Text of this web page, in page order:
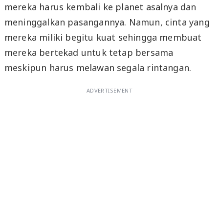
mereka harus kembali ke planet asalnya dan
meninggalkan pasangannya. Namun, cinta yang
mereka miliki begitu kuat sehingga membuat
mereka bertekad untuk tetap bersama
meskipun harus melawan segala rintangan.
ADVERTISEMENT